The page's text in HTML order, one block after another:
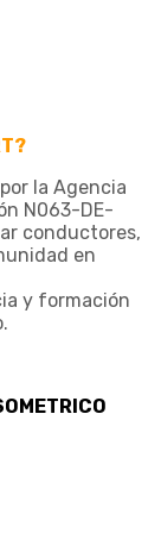
la Agencia
N063-DE-
conductores,
en
y formación